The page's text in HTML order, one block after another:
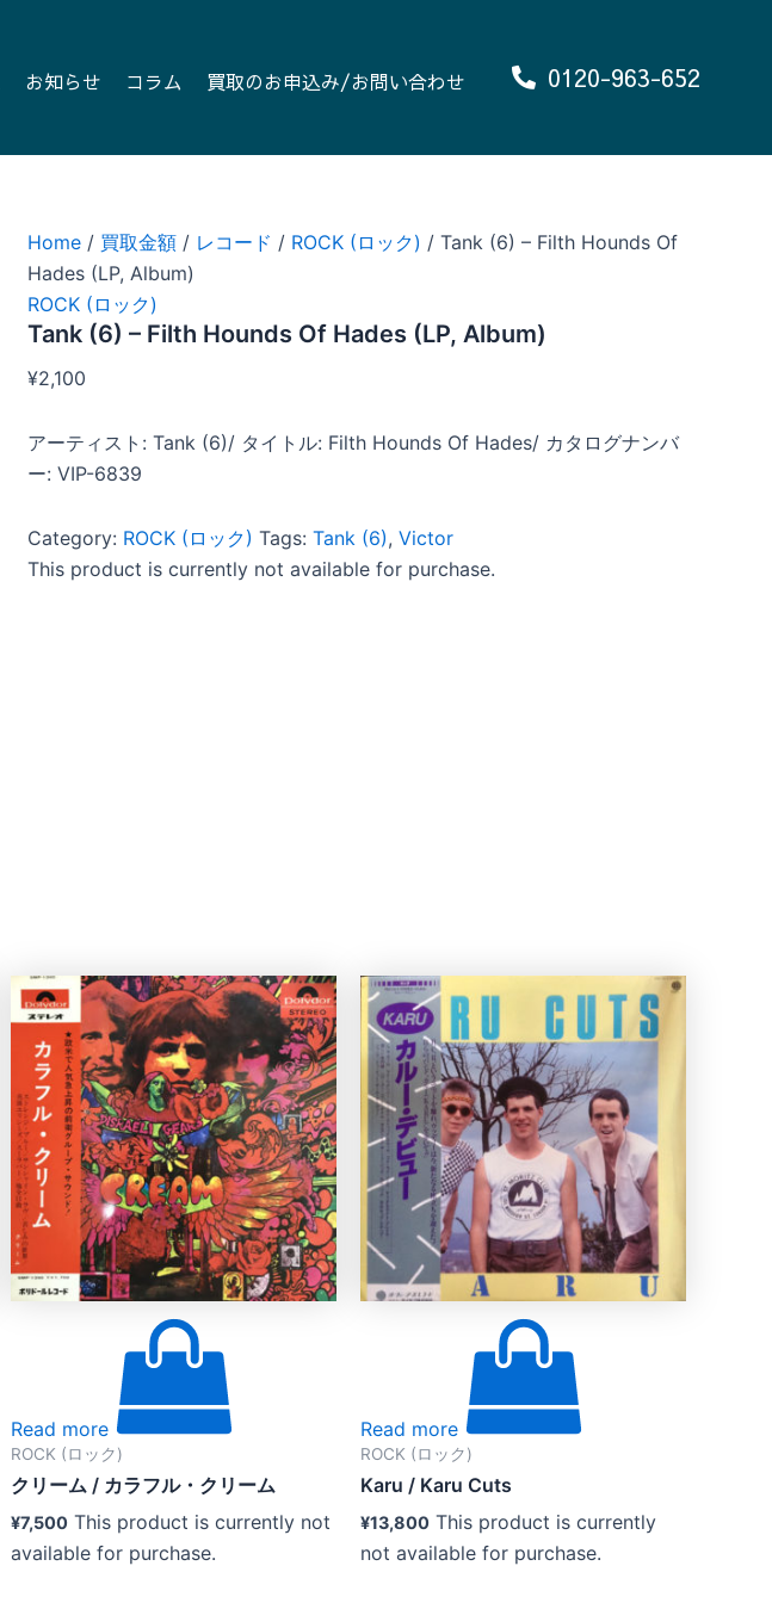
お知らせ コラム 買取のお申込み/お問い合わせ 0120-963-652
Home / 買取金額 / レコード / ROCK (ロック) / Tank (6) – Filth Hounds Of
Hades (LP, Album)
ROCK (ロック)
Tank (6) – Filth Hounds Of Hades (LP, Album)
¥2,100
アーティスト: Tank (6)/ タイトル: Filth Hounds Of Hades/ カタログナンバ
ー: VIP-6839
Category: ROCK (ロック) Tags: Tank (6), Victor
This product is currently not available for purchase.
Read more
ROCK (ロック)
クリーム / カラフル・クリーム
¥7,500 This product is currently not
available for purchase.
Read more
ROCK (ロック)
Karu / Karu Cuts
¥13,800 This product is currently
not available for purchase.